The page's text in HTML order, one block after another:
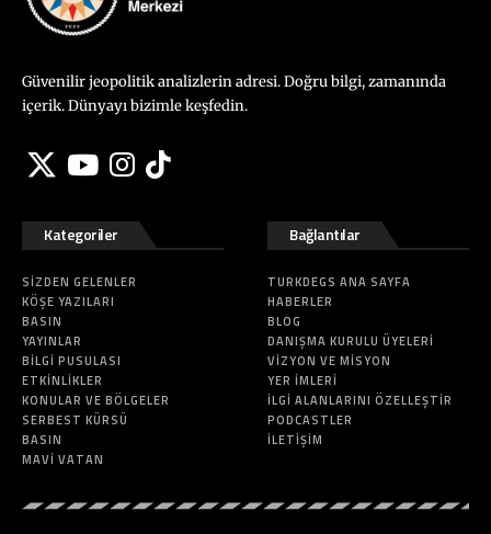
Güvenilir jeopolitik analizlerin adresi. Doğru bilgi, zamanında
içerik. Dünyayı bizimle keşfedin.
Kategoriler
SIZDEN GELENLER
KÖŞE YAZILARI
BASIN
YAYINLAR
BILGI PUSULASI
ETKINLIKLER
KONULAR VE BÖLGELER
SERBEST KÜRSÜ
BASIN
MAVI VATAN
Bağlantılar
TURKDEGS ANA SAYFA
HABERLER
BLOG
DANIŞMA KURULU ÜYELERI
VIZYON VE MISYON
YER İMLERI
İLGI ALANLARINI ÖZELLEŞTIR
PODCASTLER
İLETIŞIM